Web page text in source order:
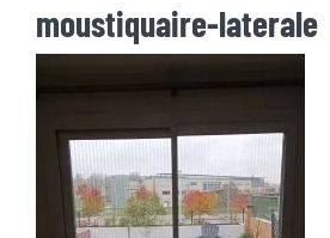
moustiquaire-laterale